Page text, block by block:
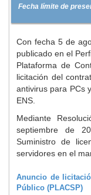
Fecha límite de
Con fecha 5 de
publicado en el
Plataforma de
licitación del
antivirus para PCs
ENS.
Mediante
septiembre de
Suministro de
servidores en el
Anuncio de
Público (PLACSP)